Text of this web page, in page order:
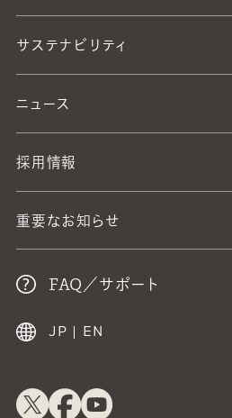
サステナビリティ
ニュース
採用情報
重要なお知らせ
FAQ／サポート
JP EN